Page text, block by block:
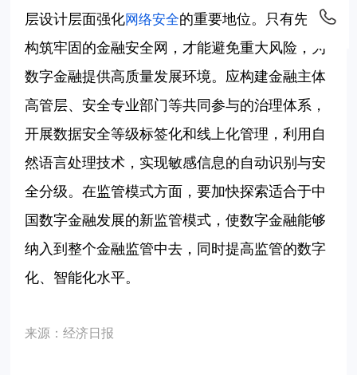
层设计层面强化网络安全的重要地位。只有先行
构筑牢固的金融安全网，才能避免重大风险，为
数字金融提供高质量发展环境。应构建金融主体
高管层、安全专业部门等共同参与的治理体系，
开展数据安全等级标签化和线上化管理，利用自
然语言处理技术，实现敏感信息的自动识别与安
全分级。在监管模式方面，要加快探索适合于中
国数字金融发展的新监管模式，使数字金融能够
纳入到整个金融监管中去，同时提高监管的数字
化、智能化水平。
来源：经济日报